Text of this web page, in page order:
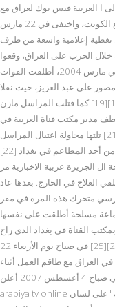
لبناني) وعلي صافا (مهندس لبناني)[16] إلى ا العربية فيس بوك لعراق مع
القوات البريطانية وذلك من الحدود المشتركة مع الكويت، واختفى في 22 مارس
تغطية إعلامية واسعة من طرف
من كوادر العربية خلال الحرب على العراق، وقعوا
ضحايا لأعمال العنف، بعضهم قتله الجيش الأمريكي. ففي مارس 2004، أطلقت القوات
علي عبد العزيز، حيث نقلا
إلى مستشفى بغداد وتوفيا على أثر الجروح.[17][18][19] كما قتلت المراسل مازن
ثم محاولة خطف مدير مكتب قناة العربية في
بغداد هشام بدوي ومذيعة القناة نجوى قاسم،[21] تلتها محاولة اغتيال المراسل
الصحفي جواد كاظم في يونيو 2005 أثناء خروجه من أحد المطاعم في بغداد [22]
حرجة ال الجزيرة عربية الاخبارية مر
العلاج في الخارج. بعدها عاد
متحرك هذه المرة في مقر
ومذيع للأخبار،[23] وتبنت جماعة مسلحة أطلقت على نفسها
القناة في بغداد الذي راح
ضحيتها 7 من موظفي القناة في أكتوبر 2004.[24][25] في صباح يوم الأربعاء 22
في العراق مع طاقم العمل أثناء
تغطيتها لأحداث تفجير ضريح العسكريين وفي صباح 4 أغسطس 2007 أعلن al
arabiya tv online ت قناة ال قنوات فضائيه عربيه بث مباشر عربية "على لسان